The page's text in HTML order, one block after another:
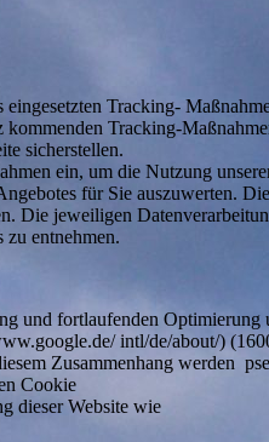
Tracking-
Tracking-
sicherstellen.
ein, um die Nutzung
für Sie auszuwerten.
Die jeweiligen
zu entnehmen.
und fortlaufenden
intl/de/about/)
Zusammenhang werden
Cookie
dieser Website wie